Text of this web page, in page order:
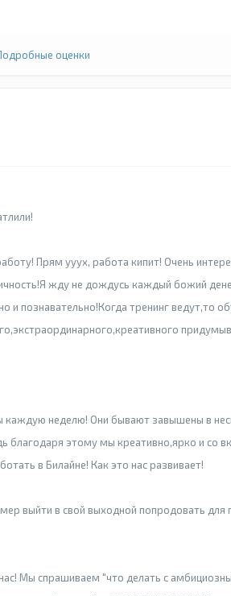
оценки
Прям ууух, работа кипит! Очень
жду не дождусь каждый божий
и познавательно!Когда тренинг ведут,то
каждую неделю! Они бывают завышены в
благодаря этому мы креативно,ярко и со
в Билайне! Как это нас развивает!
выйти в свой выходной попродовать для
Мы спрашиваем "что делать с